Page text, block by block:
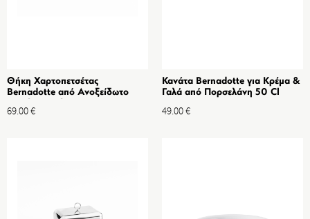
Θήκη Χαρτοπετσέτας
Bernadotte από Ανοξείδωτο
69.00€
Κανάτα Bernadotte για Κρέμα &
Γαλά από Πορσελάνη 50 Cl
49.00€